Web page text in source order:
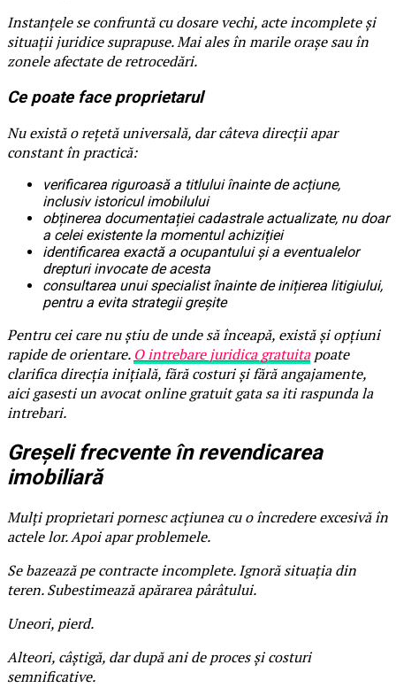
Instanțele se confruntă cu dosare vechi, acte incomplete și
situații juridice suprapuse. Mai ales în marile orașe sau în
zonele afectate de retrocedări.
Ce poate face proprietarul
Nu există o rețetă universală, dar câteva direcții apar
constant în practică:
verificarea riguroasă a titlului înainte de acțiune,
inclusiv istoricul imobilului
obținerea documentației cadastrale actualizate, nu doar
a celei existente la momentul achiziției
identificarea exactă a ocupantului și a eventualelor
drepturi invocate de acesta
consultarea unui specialist înainte de inițierea litigiului,
pentru a evita strategii greșite
Pentru cei care nu știu de unde să înceapă, există și opțiuni
rapide de orientare. O intrebare juridica gratuitapoate
clarifica direcția inițială, fără costuri și fără angajamente,
aici gasesti un avocat online gratuit gata sa iti raspunda la
intrebari.
Greșeli frecvente în revendicarea
imobiliară
Mulți proprietari pornesc acțiunea cu o încredere excesivă în
actele lor. Apoi apar problemele.
Se bazează pe contracte incomplete. Ignoră situația din
teren. Subestimează apărarea pârâtului.
Uneori, pierd.
Alteori, câștigă, dar după ani de proces și costuri
semnificative.